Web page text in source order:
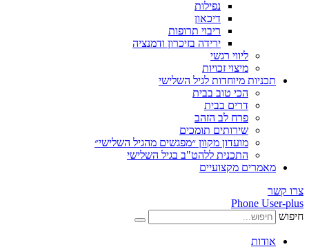
ריבוי תרופות
ירידה בזיכרון ודמנציה
מיצוי זכויות
מיוחדות לגיל השלישי
הכי טוב בבית
דרים בבית
פרח לב הזהב
שירותים תומכים
מועדון מקוון ״מפגשים מהגיל השלישי״
התכנית ללהט"ב בגיל השלישי
מקצועיים
Phone